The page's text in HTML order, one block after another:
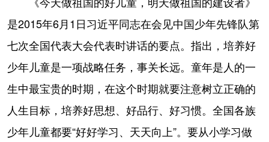
是2015年6月1日习近平同志在会见中国少年先锋队第
七次全国代表大会代表时讲话的要点。指出，培养好
少年儿童是一项战略任务，事关长远。童年是人的一
生中最宝贵的时期，在这个时期就要注意树立正确的
人生目标，培养好思想、好品行、好习惯。全国各族
少年儿童都要“好好学习、天天向上”。要从小学习做